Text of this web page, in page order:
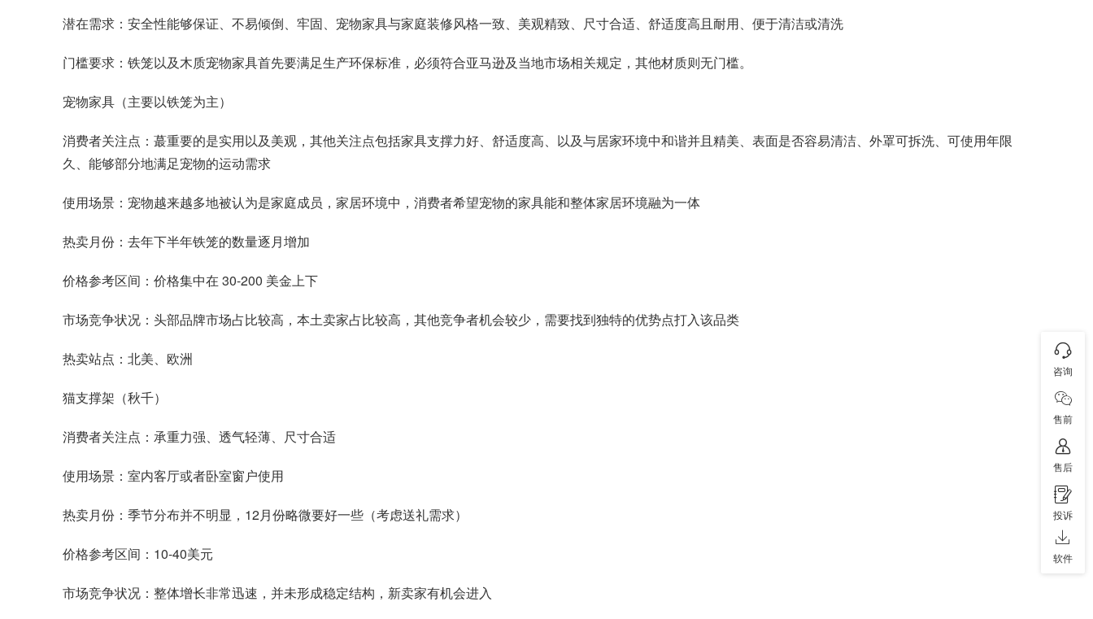
潜在需求：安全性能够保证、不易倾倒、牢固、宠物家具与家庭装修风格一致、美观精致、尺寸合适、舒适度高且耐用、便于清洁或清洗
门槛要求：铁笼以及木质宠物家具首先要满足生产环保标准，必须符合亚马逊及当地市场相关规定，其他材质则无门槛。
宠物家具（主要以铁笼为主）
消费者关注点：蕞重要的是实用以及美观，其他关注点包括家具支撑力好、舒适度高、以及与居家环境中和谐并且精美、表面是否容易清洁、外罩可拆洗、可使用年限
久、能够部分地满足宠物的运动需求
使用场景：宠物越来越多地被认为是家庭成员，家居环境中，消费者希望宠物的家具能和整体家居环境融为一体
热卖月份：去年下半年铁笼的数量逐月增加
价格参考区间：价格集中在 30-200 美金上下
市场竞争状况：头部品牌市场占比较高，本土卖家占比较高，其他竞争者机会较少，需要找到独特的优势点打入该品类
热卖站点：北美、欧洲
猫支撑架（秋千）
消费者关注点：承重力强、透气轻薄、尺寸合适
使用场景：室内客厅或者卧室窗户使用
热卖月份：季节分布并不明显，12月份略微要好一些（考虑送礼需求）
价格参考区间：10-40美元
市场竞争状况：整体增长非常迅速，并未形成稳定结构，新卖家有机会进入
咨询
售前
售后
投诉
软件